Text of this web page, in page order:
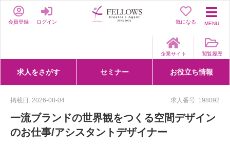
会員登録 ログイン 気になる MENU
企業サイト 閲覧履歴
求人をさがす
詳細条件からさがす
求人特集からさがす
セミナー
セミナーをさがす
クリエイティブNEXT
クリエイターズファーム
e-ラーニング
Fellows Creative Academy
企業研修
お役立ち情報
お役立ち情報一覧
聞くは一時、聞かぬは一生
クリエイターのお仕事図鑑
クリエイターの声
Q&A
企業様向けお役立ち情報
掲載日: 2026-08-04 求人番号: 198092
一流ブランドの世界観をつくる空間デザイン
のお仕事/アシスタントデザイナー